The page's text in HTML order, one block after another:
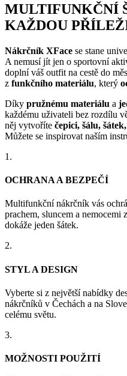
MULTIFUNKČNÍ
KAŽDOU
Nákrčník XFace se stane
A nemusí jít jen o sportovní
doplní váš outfit na cestě do
z funkčního materiálu, který
Díky pružnému materiálu a
každému uživateli bez rozdílu
něj vytvoříte čepici, šálu,
Můžete se inspirovat naším
1.
OCHRANA A BEZPEČÍ
Multifunkční nákrčník vás
prachem, sluncem a nemocemi
dokáže jeden šátek.
2.
STYL A DESIGN
Vyberte si z největší nabídky
nákrčníků v Čechách a na
celému světu.
3.
MOŽNOSTI POUŽITÍ